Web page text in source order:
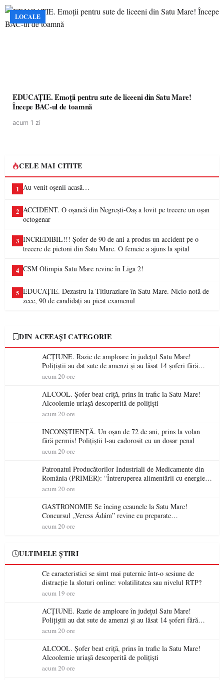
LOCALE
EDUCAȚIE. Emoții pentru sute de liceeni din Satu Mare!
Începe BAC-ul de toamnă
acum 1 zi
CELE MAI CITITE
1 Au venit oșenii acasă…
2 ACCIDENT. O oșancă din Negrești-Oaș a lovit pe trecere un oșan
octogenar
3 INCREDIBIL!!! Șofer de 90 de ani a produs un accident pe o
trecere de pietoni din Satu Mare. O femeie a ajuns la spital
4 CSM Olimpia Satu Mare revine în Liga 2!
5 EDUCAȚIE. Dezastru la Titluraziare în Satu Mare. Nicio notă de
zece, 90 de candidați au picat examenul
DIN ACEEAȘI CATEGORIE
ACȚIUNE. Razie de amploare în județul Satu Mare!
Polițiștii au dat sute de amenzi și au lăsat 14 șoferi fără
permis într-o singură zi
acum 20 ore
ALCOOL. Șofer beat criță, prins în trafic la Satu Mare!
Alcoolemie uriașă descoperită de polițiști
acum 20 ore
INCONȘTIENȚĂ. Un oșan de 72 de ani, prins la volan
fără permis! Polițiștii l-au cadorosit cu un dosar penal
acum 20 ore
Patronatul Producătorilor Industriali de Medicamente din
România (PRIMER): “Întreruperea alimentării cu energie
electrică a fabricilor de medicamente va pune în pericol
acum 20 ore
GASTRONOMIE Se încing ceaunele la Satu Mare!
Concursul „Veress Ádám” revine cu preparate
spectaculoase, premii și un jurat de renume
acum 20 ore
ULTIMELE ȘTIRI
Ce caracteristici se simt mai puternic într-o sesiune de
distracție la sloturi online: volatilitatea sau nivelul RTP?
acum 19 ore
ACȚIUNE. Razie de amploare în județul Satu Mare!
Polițiștii au dat sute de amenzi și au lăsat 14 șoferi fără
permis într-o singură zi
acum 20 ore
ALCOOL. Șofer beat criță, prins în trafic la Satu Mare!
Alcoolemie uriașă descoperită de polițiști
acum 20 ore